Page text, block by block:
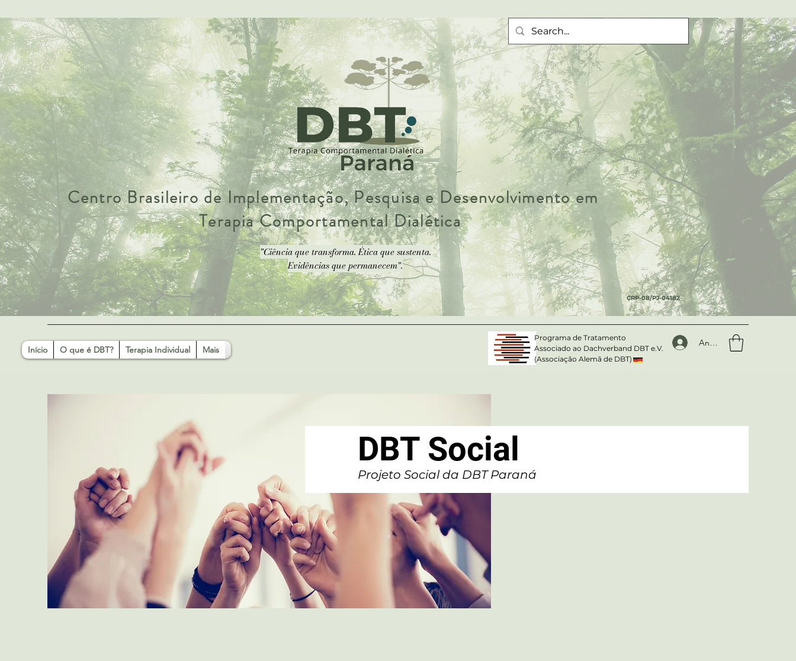
Centro Brasileiro de Implementação, Pesquisa e Desenvolvimento em
Terapia Comportamental Dialética
"Ciência que transforma. Ética que sustenta.
Evidências que permanecem".
CRP-08/PJ-04182
Início O que é DBT? Terapia Individual Mais
Anmelden
Programa de Tratamento
Associado ao Dachverband DBT e.V.
(Associação Alemã de DBT)
DBT Social
Projeto Social da DBT Paraná